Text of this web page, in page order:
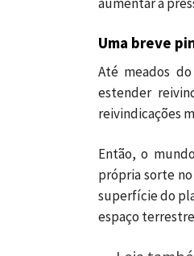
Uma breve
Até meados
estender
reivindicações
Então, o
própria sorte
superfície do
espaço